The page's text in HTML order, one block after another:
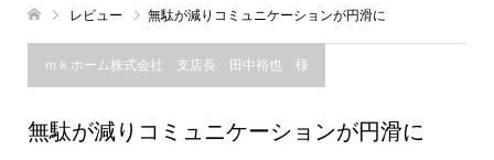
レビュー 無駄が減りコミュニケーションが円滑に
ｍｋホーム株式会社 支店長 田中裕也 様
無駄が減りコミュニケーションが円滑に